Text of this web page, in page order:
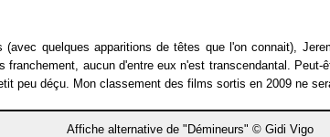
(avec quelques apparitions de têtes que l'on connait),
franchement, aucun d'entre eux n'est transcendantal. Peut-
peu déçu. Mon classement des films sortis en 2009 ne
Affiche alternative de "Démineurs" © Gidi Vigo